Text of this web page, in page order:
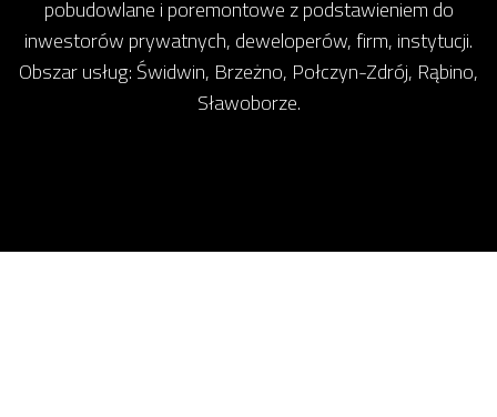
pobudowlane i poremontowe z podstawieniem do
inwestorów prywatnych, deweloperów, firm, instytucji.
Obszar usług: Świdwin, Brzeżno, Połczyn-Zdrój, Rąbino,
Sławoborze.